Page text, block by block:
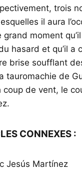
trois
il aura
moment
hasard et qu’il a
brise soufflant
tauromachie de
coup de vent, le
CONNEXES :
Jesús Martínez